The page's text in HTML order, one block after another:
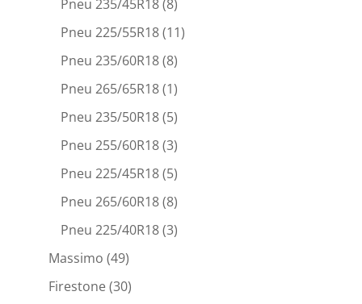
Pneu 235/45R18(8)
Pneu 225/55R18(11)
Pneu 235/60R18(8)
Pneu 265/65R18(1)
Pneu 235/50R18(5)
Pneu 255/60R18(3)
Pneu 225/45R18(5)
Pneu 265/60R18(8)
Pneu 225/40R18(3)
Massimo (49)
Firestone(30)